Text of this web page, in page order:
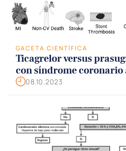
GACETA CIENTÍFICA
Ticagrelor versus
con síndrome coronario
08.10.2023